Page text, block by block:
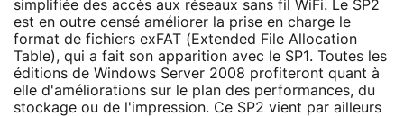
simplifiée des accès aux réseaux sans fil WiFi. Le SP2
est en outre censé améliorer la prise en charge le
format de fichiers exFAT (Extended File Allocation
Table), qui a fait son apparition avec le SP1. Toutes les
éditions de Windows Server 2008 profiteront quant à
elle d'améliorations sur le plan des performances, du
stockage ou de l'impression. Ce SP2 vient par ailleurs